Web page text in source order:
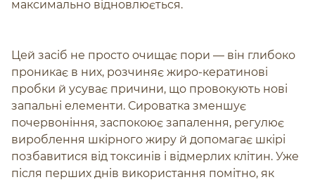
максимально відновлюється.
Цей засіб не просто очищає пори — він глибоко
проникає в них, розчиняє жиро-кератинові
пробки й усуває причини, що провокують нові
запальні елементи. Сироватка зменшує
почервоніння, заспокоює запалення, регулює
вироблення шкірного жиру й допомагає шкірі
позбавитися від токсинів і відмерлих клітин. Уже
після перших днів використання помітно, як